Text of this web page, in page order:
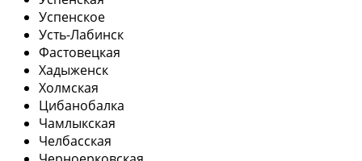
Успенское
Усть-Лабинск
Фастовецкая
Хадыженск
Холмская
Цибанобалка
Чамлыкская
Челбасская